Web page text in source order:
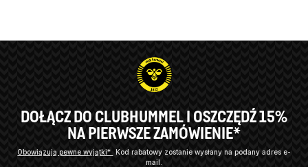
DOŁĄCZ DO CLUBHUMMEL I OSZCZĘDŹ 15%
NA PIERWSZE ZAMÓWIENIE*
Obowiązują pewne wyjątki* Kod rabatowy zostanie wysłany na podany adres e-
mail.